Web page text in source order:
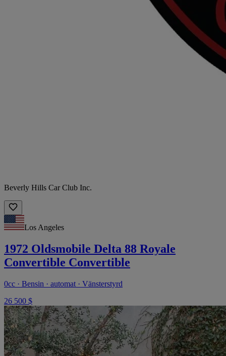
Beverly Hills Car Club Inc.
Los Angeles
1972 Oldsmobile Delta 88 Royale
Convertible Convertible
0cc · Bensin · automat · Vänsterstyrd
26 500 $